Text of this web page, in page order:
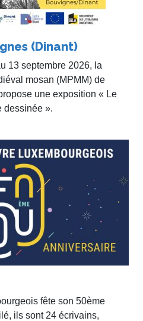
(Dinant)
13 septembre 2026, la
mosan (MPMM) de
une exposition « Le
dessinée ».
fête son 50ème
ils sont 24 écrivains,